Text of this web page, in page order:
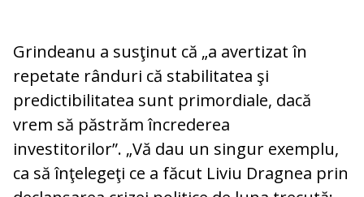
Grindeanu a susţinut că „a avertizat în
repetate rânduri că stabilitatea şi
predictibilitatea sunt primordiale, dacă
vrem să păstrăm încrederea
investitorilor”. „Vă dau un singur exemplu,
ca să înţelegeţi ce a făcut Liviu Dragnea prin